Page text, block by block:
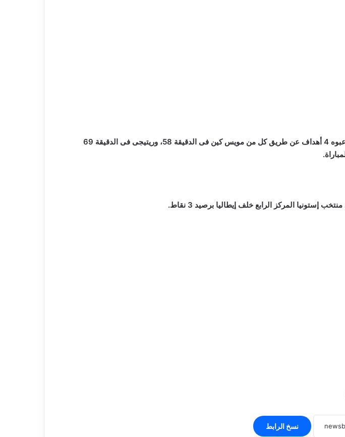
وانتهى الشوط الأول بالتعادل السلبي، وفى الشوط الثانى انتفض منتخب إيطاليا، وأحرز لاعبوه 4 أهداف عن طريق كل من مويس كين فى الدقيقة 58، وريتيجى فى الدقيقة 69
نسخ الرابط